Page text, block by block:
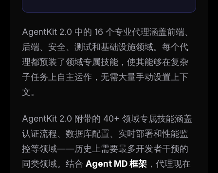
AgentKit 2.0 中的 16 个专业代理涵盖前端、
后端、安全、测试和基础设施领域。每个代
理都预装了领域专属技能，使其能够在复杂
子任务上自主运作，无需大量手动设置上下
文。
AgentKit 2.0 附带的 40+ 领域专属技能涵盖
认证流程、数据库配置、实时部署和性能监
控等领域——历史上需要最多开发者干预的
同类领域。结合 Agent MD 框架 ，代理现在